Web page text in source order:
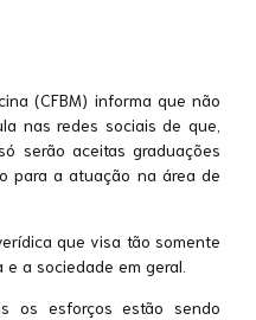
(CFBM) informa que não
nas redes sociais de que,
serão aceitas graduações
para a atuação na área de
que visa tão somente
a sociedade em geral.
os esforços estão sendo